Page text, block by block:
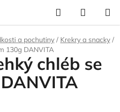
Hledat
KOŠÍK
a pochutiny / Krekry a snacky /
130g DANVITA
chléb se